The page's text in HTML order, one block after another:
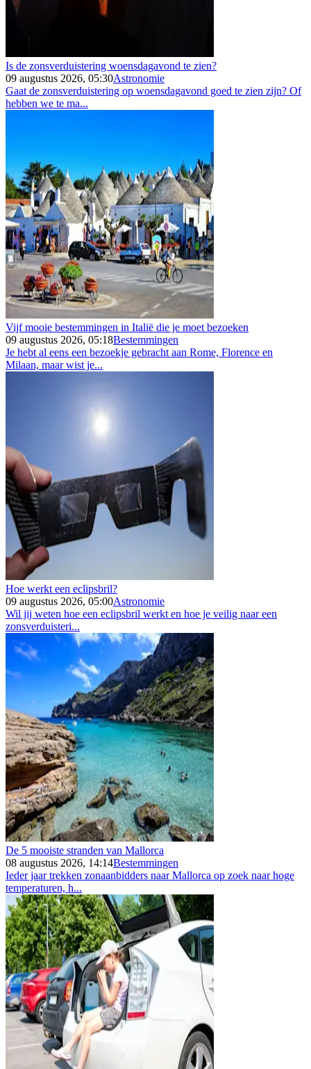
Is de zonsverduistering woensdagavond te zien?
09 augustus 2026, 05:30Astronomie
Gaat de zonsverduistering op woensdagavond goed te zien zijn? Of
hebben we te ma...
Vijf mooie bestemmingen in Italië die je moet bezoeken
09 augustus 2026, 05:18Bestemmingen
Je hebt al eens een bezoekje gebracht aan Rome, Florence en
Milaan, maar wist je...
Hoe werkt een eclipsbril?
09 augustus 2026, 05:00Astronomie
Wil jij weten hoe een eclipsbril werkt en hoe je veilig naar een
zonsverduisteri...
De 5 mooiste stranden van Mallorca
08 augustus 2026, 14:14Bestemmingen
Ieder jaar trekken zonaanbidders naar Mallorca op zoek naar hoge
temperaturen, h...